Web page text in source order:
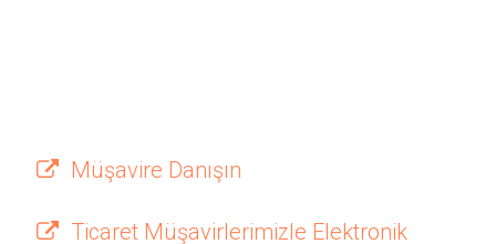
Müşavire Danışın
Ticaret Müşavirlerimizle Elektronik